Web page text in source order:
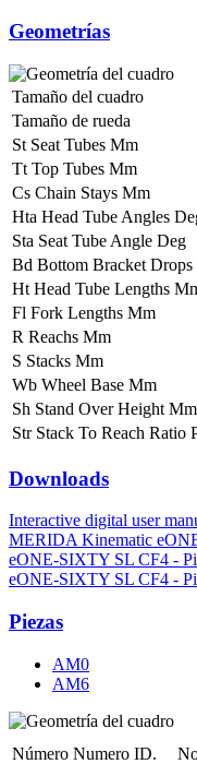
Geometrías
Tamaño del cuadro
Tamaño de rueda
St Seat Tubes Mm
Tt Top Tubes Mm
Cs Chain Stays Mm
Hta Head Tube Angles
Sta Seat Tube Angle Deg
Bd Bottom Bracket
Ht Head Tube Lengths
Fl Fork Lengths Mm
R Reachs Mm
S Stacks Mm
Wb Wheel Base Mm
Sh Stand Over Height Mm
Str Stack To Reach Ratio
Downloads
Interactive digital user
MERIDA Kinematic
eONE-SIXTY SL CF4 -
eONE-SIXTY SL CF4 -
Piezas
AM0
AM6
Número Numero ID.